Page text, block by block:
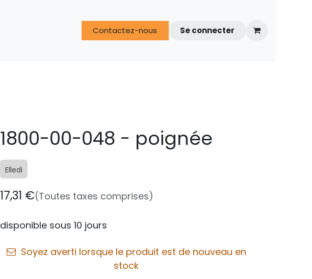
FAQ Espace techniciens
Contactez-nous Se connecter
1800-00-048 - poignée
Elledi
17,31 €(Toutes taxes comprises)
disponible sous 10 jours
Soyez averti lorsque le produit est de nouveau en
stock